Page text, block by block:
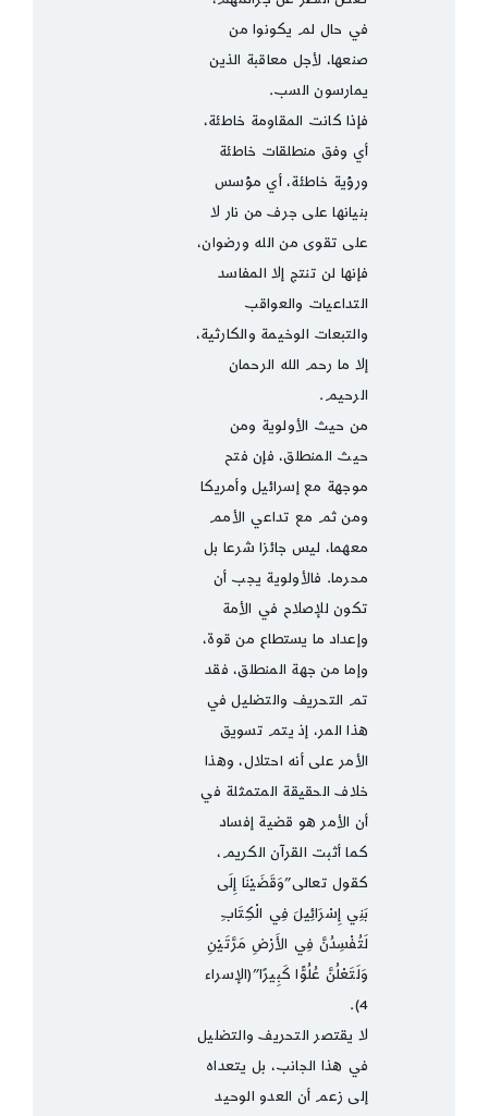
في حال لم يكونوا من
صنعها، لأجل معاقبة الذين
يمارسون السب.
فإذا كانت المقاومة خاطئة،
أي وفق منطلقات خاطئة
ورؤية خاطئة، أي مؤسس
بنيانها على جرف من نار لا
على تقوى من الله ورضوان،
فإنها لن تنتج إلا المفاسد
التداعيات والعواقب
والتبعات الوخيمة والكارثية،
إلا ما رحم الله الرحمان
الرحيم.
من حيث الأولوية ومن
حيث المنطلق، فإن فتح
موجهة مع إسرائيل وأمريكا
ومن ثم مع تداعي الأمم
معهما، ليس جائزا شرعا بل
محرما. فالأولوية يجب أن
تكون للإصلاح في الأمة
وإعداد ما يستطاع من قوة،
وإما من جهة المنطلق، فقد
تم التحريف والتضليل في
هذا المر، إذ يتم تسويق
الأمر على أنه احتلال، وهذا
خلاف الحقيقة المتمثلة في
أن الأمر هو قضية إفساد
كما أثبت القرآن الكريم،
كقول تعالى”وَقَضَيْنَا إِلَى
بَنِي إِسْرَائِيلَ فِي الْكِتَابِ
لَتُفْسِدُنَّ فِي الأَرْضِ مَرَّتَيْنِ
وَلَتَعْلُنَّ عُلُوًّا كَبِيرًا”(الإسراء
4).
لا يقتصر التحريف والتضليل
في هذا الجانب، بل يتعداه
إلى زعم أن العدو الوحيد